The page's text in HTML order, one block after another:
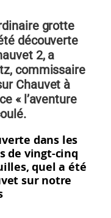
grotte
découverte
2, a
commissaire
Chauvet à
« l’aventure
dans les
de vingt-cinq
quel a été
sur notre